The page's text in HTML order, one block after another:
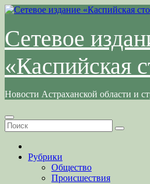
Перейти
содержимому
Сетевое
«Каспийская
Новости Астраханской области и
Рубрики
Общество
Происшествия